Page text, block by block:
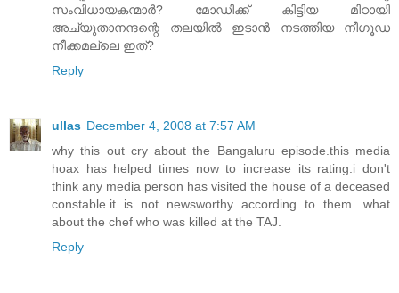
സംവിധായകന്മാർ? മോഡിക്ക് കിട്ടിയ മിഠായി
അച്യുതാനന്ദന്റെ തലയിൽ ഇടാൻ നടത്തിയ നീഗൂ‍ഡ
നീക്കമല്ലെ ഇത്?
Reply
ullas December 4, 2008 at 7:57 AM
why this out cry about the Bangaluru episode.this media
hoax has helped times now to increase its rating.i don't
think any media person has visited the house of a deceased
constable.it is not newsworthy according to them. what
about the chef who was killed at the TAJ.
Reply